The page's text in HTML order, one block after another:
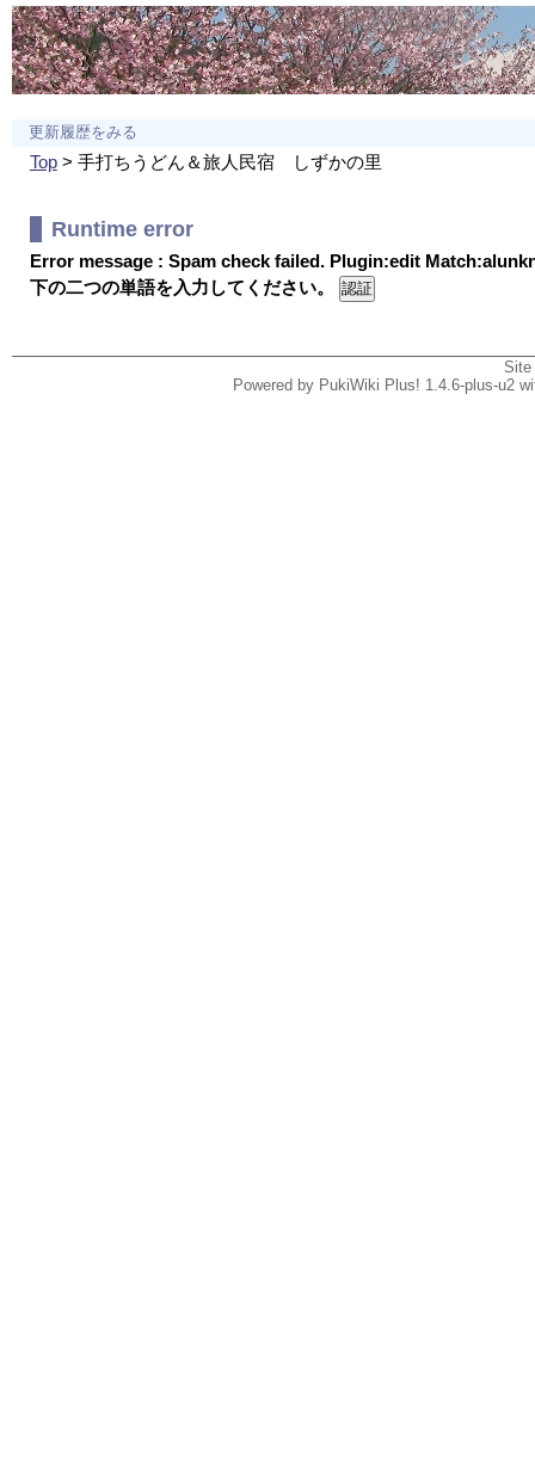
更新履歴をみる
Top> 手打ちうどん＆旅人民宿 しずかの里
Runtime error
Error message : Spam check failed. Plugin:edit
下の二つの単語を入力してください。
Powered by PukiWiki Plus! 1.4.6-plus-u2